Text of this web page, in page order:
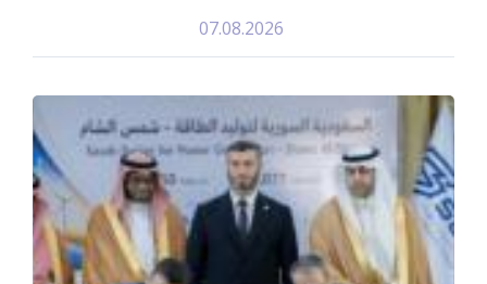
07.08.2026